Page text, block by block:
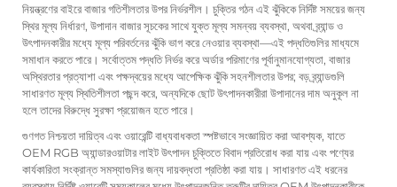
নিয়ন্ত্রণের বাইরে বাজার গতিশীলতার উপর নির্ভরশীল। চুক্তির গঠন এই ঝুঁকিকে নির্দিষ্ট সময়ের জন্য
স্থির মূল্য নির্ধারণ, উপাদান বাজার সূচকের সাথে যুক্ত মূল্য সমন্বয় ব্যবস্থা, অথবা ব্র্যান্ড ও
উৎপাদনকারীর মধ্যে মূল্য পরিবর্তনের ঝুঁকি ভাগ করে নেওয়ার ব্যবস্থা—এই পদ্ধতিগুলির মাধ্যমে
সমাধান করতে পারে। সর্বোত্তম পদ্ধতি নির্ভর করে অর্ডার পরিমাণের পূর্বানুমানযোগ্যতা, বাজার
অস্থিরতার প্রত্যাশা এবং পক্ষদ্বয়ের মধ্যে আপেক্ষিক ঝুঁকি সহনশীলতার উপর; বড় ব্র্যান্ডগুলি
সাধারণত মূল্য স্থিতিশীলতা পছন্দ করে, অন্যদিকে ছোট উৎপাদনকারীরা উপাদানের দাম অনুকূল না
হলে তাদের বিরুদ্ধে সুরক্ষা প্রয়োজন হতে পারে।
গুণগত নিশ্চয়তা দায়িত্ব এবং ওয়ারেন্টি বাধ্যবাধকতা স্পষ্টভাবে সংজ্ঞায়িত করা আবশ্যক, যাতে
OEM RGB অ্যান্ডারওয়াটার লাইট উৎপাদন চুক্তিতে বিবাদ প্রতিরোধ করা যায় এবং পণ্যের
কার্যকারিতা সংক্রান্ত সমস্যাগুলির জন্য দায়বদ্ধতা প্রতিষ্ঠা করা যায়। সাধারণত এই ধরনের